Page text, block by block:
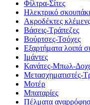
Φίλτρα-Σίτες
Ηλεκτρικό σκουπάκι
Ακροδέκτες
Βάσεις-Τράπεζες
Βούρτσες-Τσόχες
Εξαρτήματα λοιπά
Ιμάντες
Κανάτες-Μπωλ-
Μετασχηματιστές-
Μοτέρ
Μπαταρίες
Πέλματα